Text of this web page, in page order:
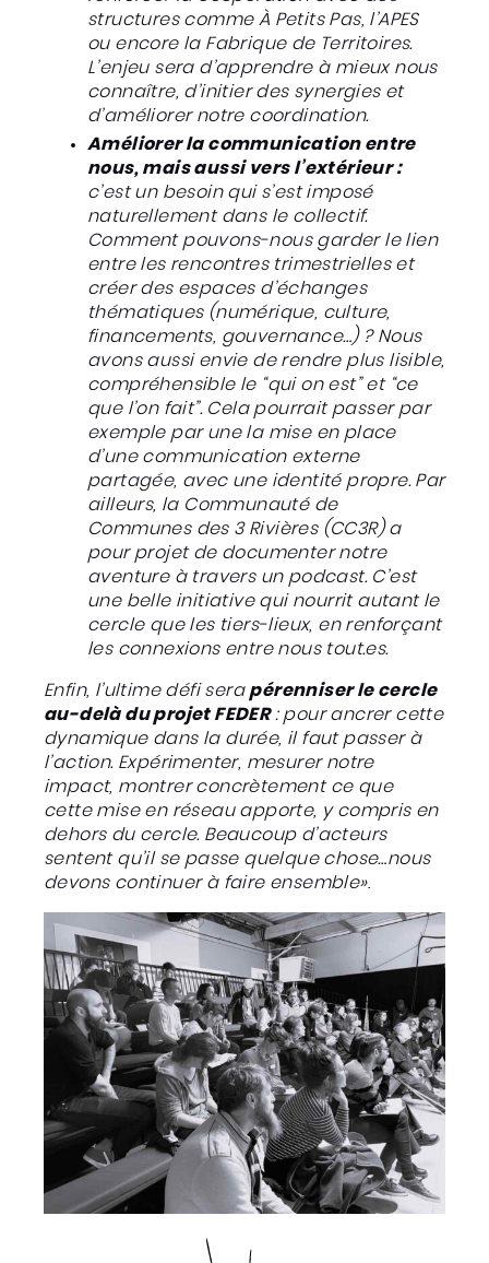
structures comme À Petits Pas, l’APES
ou encore la Fabrique de Territoires.
L’enjeu sera d’apprendre à mieux nous
connaître, d’initier des synergies et
d’améliorer notre coordination.
Améliorer la communication entre
nous, mais aussi vers l’extérieur :
c’est un besoin qui s’est imposé
naturellement dans le collectif.
Comment pouvons-nous garder le lien
entre les rencontres trimestrielles et
créer des espaces d’échanges
thématiques (numérique, culture,
financements, gouvernance…) ? Nous
avons aussi envie de rendre plus lisible,
compréhensible le “qui on est” et “ce
que l’on fait”. Cela pourrait passer par
exemple par une la mise en place
d’une communication externe
partagée, avec une identité propre. Par
ailleurs, la Communauté de
Communes des 3 Rivières (CC3R) a
pour projet de documenter notre
aventure à travers un podcast. C’est
une belle initiative qui nourrit autant le
cercle que les tiers-lieux, en renforçant
les connexions entre nous tout.es.
Enfin, l’ultime défi sera pérenniser le cercle
au-delà du projet FEDER: pour ancrer cette
dynamique dans la durée, il faut passer à
l’action. Expérimenter, mesurer notre
impact, montrer concrètement ce que
cette mise en réseau apporte, y compris en
dehors du cercle. Beaucoup d’acteurs
sentent qu’il se passe quelque chose…nous
devons continuer à faire ensemble».